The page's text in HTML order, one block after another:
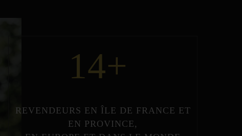
14+
REVENDEURS EN ÎLE DE FRANCE ET
EN PROVINCE,